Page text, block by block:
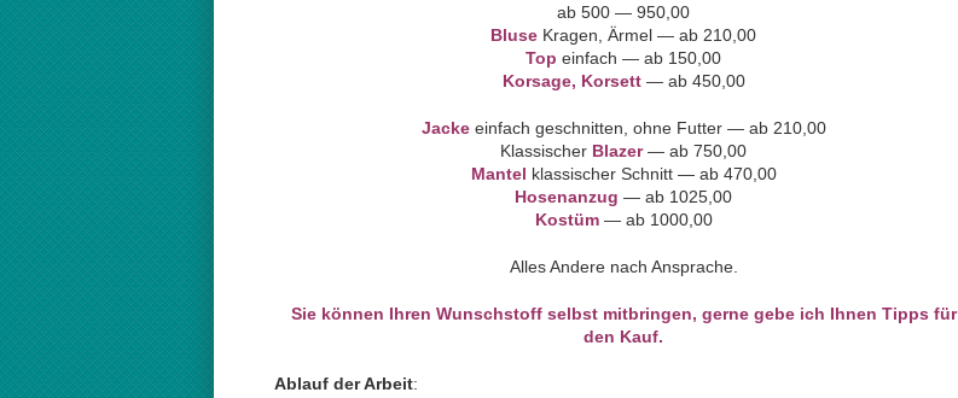
ab 500 — 950,00
Bluse Kragen, Ärmel — ab 210,00
Top einfach — ab 150,00
Korsage, Korsett— ab 450,00
Jacke einfach geschnitten, ohne Futter — ab 210,00
Klassischer Blazer — ab 750,00
Mantel klassischer Schnitt — ab 470,00
Hosenanzug — ab 1025,00
Kostüm— ab 1000,00
Alles Andere nach Ansprache.
Sie können Ihren Wunschstoff selbst mitbringen, gerne gebe ich Ihnen Tipps für
den Kauf.
Ablauf der Arbeit: